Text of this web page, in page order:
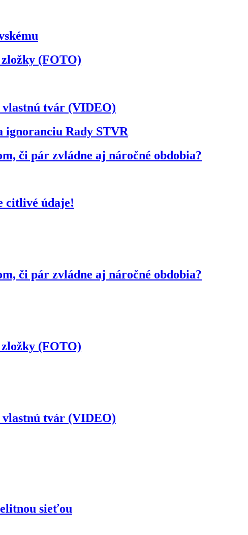
(FOTO)
tvár (VIDEO)
ignoranciu Rady STVR
či pár zvládne aj náročné obdobia?
citlivé údaje!
či pár zvládne aj náročné obdobia?
(FOTO)
tvár (VIDEO)
sieťou